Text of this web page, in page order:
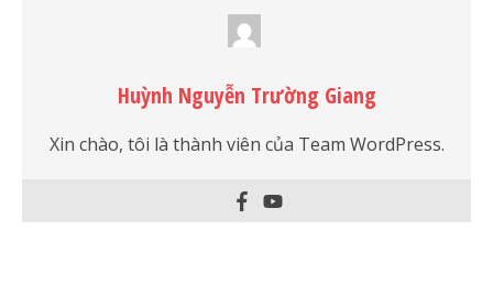
Huỳnh Nguyễn Trường Giang
Xin chào, tôi là thành viên của Team WordPress.